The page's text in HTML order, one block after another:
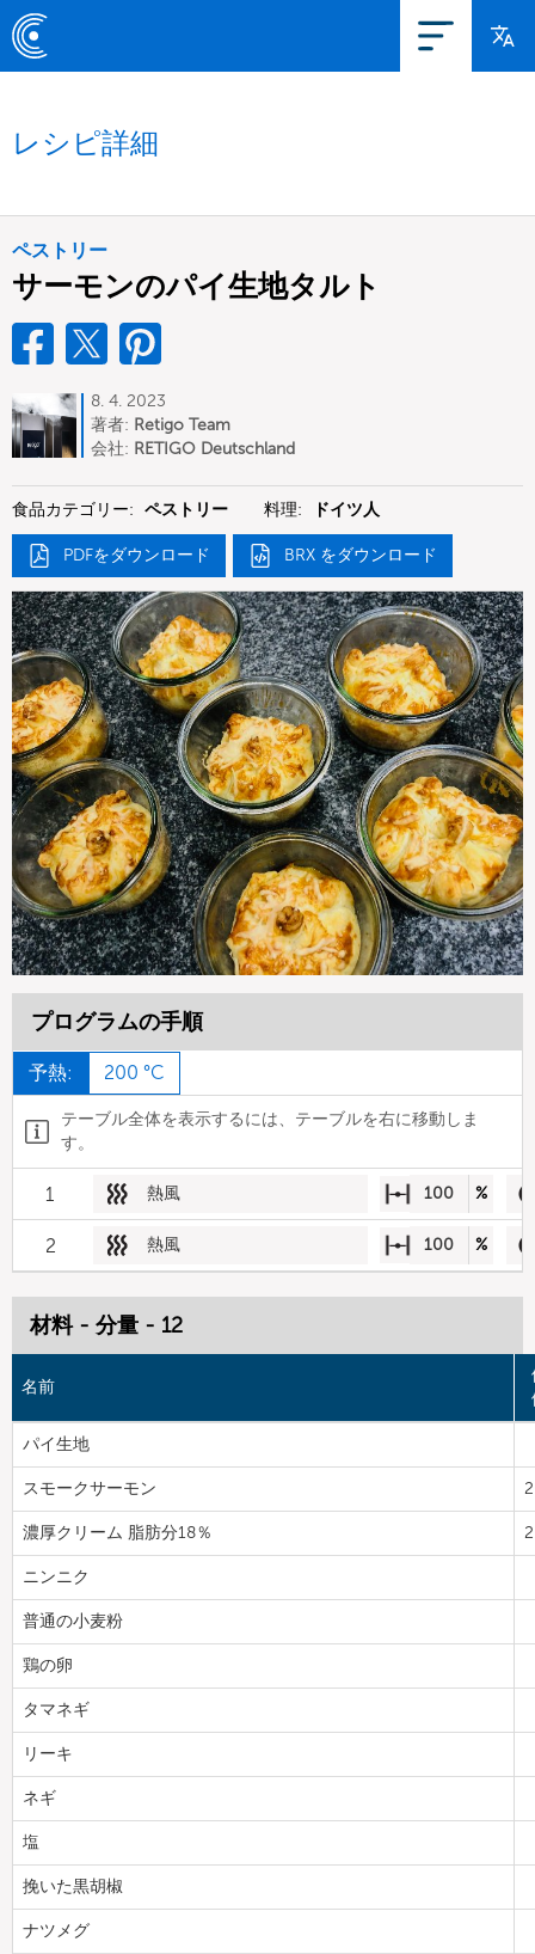
レシピ詳細
ペストリー
サーモンのパイ生地タルト
8. 4. 2023
著者: Retigo Team
Deutschland
会社: RETIGO Deutschland
食品カテゴリー: ペストリー 料理: ドイツ人
PDFをダウンロード BRX をダウンロード
プログラムの手順
予熱: 200 °C
テーブル全体を表示するには、テーブルを右に移動しま
す。
1 熱風 100 %
2 熱風 100 %
材料 - 分量 - 12
名前
パイ生地
スモークサーモン
濃厚クリーム 脂肪分18％
ニンニク
普通の小麦粉
鶏の卵
タマネギ
リーキ
ネギ
塩
挽いた黒胡椒
ナツメグ